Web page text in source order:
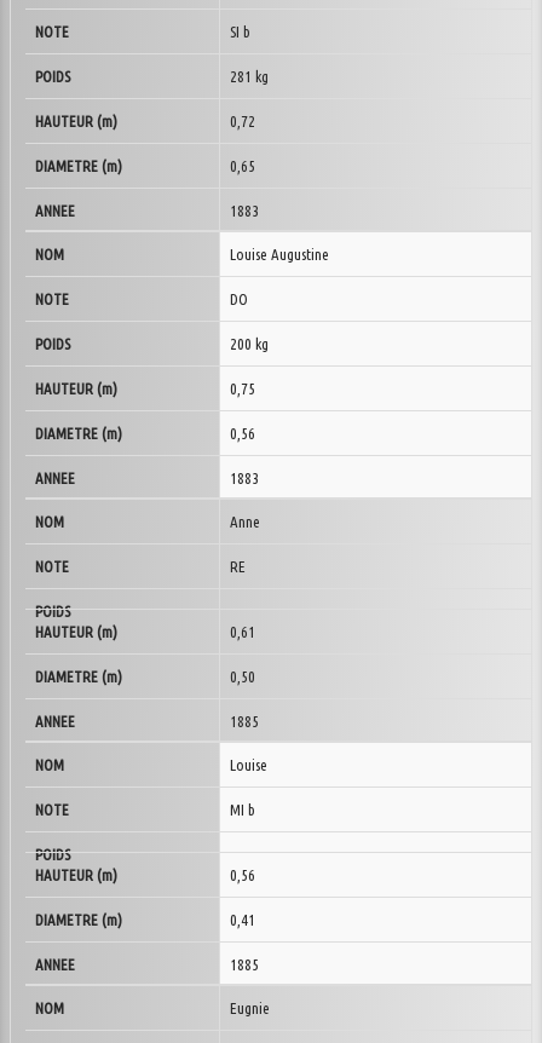
SI b
281 kg
0,72
0,65
1883
Louise Augustine
DO
200 kg
0,75
0,56
1883
Anne
RE
0,61
0,50
1885
Louise
MI b
0,56
0,41
1885
Eugnie